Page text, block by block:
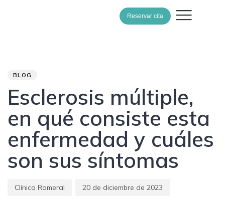
Reservar cita
BLOG
Esclerosis múltiple,
en qué consiste esta
enfermedad y cuáles
son sus síntomas
Clínica Romeral 20 de diciembre de 2023